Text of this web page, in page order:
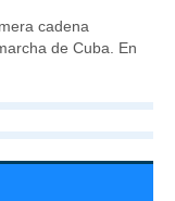
cadena
de Cuba. En